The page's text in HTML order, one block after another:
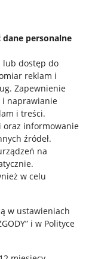
personalne
lub dostęp do
reklam i
. Zapewnienie
i naprawianie
i treści.
oraz informowanie
źródeł.
na
.
w celu
w ustawieniach
i w Polityce